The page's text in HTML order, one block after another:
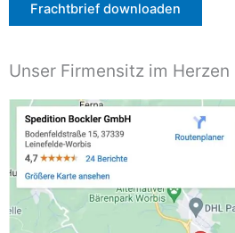
Frachtbrief downloaden
Unser Firmensitz im